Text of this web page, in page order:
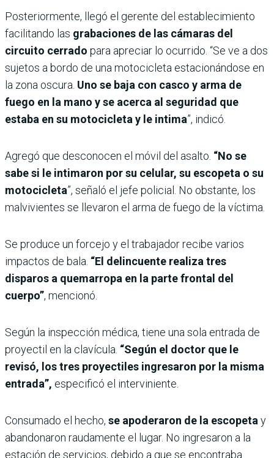
Posteriormente, llegó el gerente del establecimiento
facilitando las grabaciones de las cámaras del
circuito cerrado para apreciar lo ocurrido. “Se ve a dos
sujetos a bordo de una motocicleta estacionándose en
la zona oscura. Uno se baja con casco y arma de
fuego en la mano y se acerca al seguridad que
estaba en su motocicleta y le intima”, indicó.
Agregó que desconocen el móvil del asalto. “No se
sabe si le intimaron por su celular, su escopeta o su
motocicleta”, señaló el jefe policial. No obstante, los
malvivientes se llevaron el arma de fuego de la víctima.
Se produce un forcejo y el trabajador recibe varios
impactos de bala. “El delincuente realiza tres
disparos a quemarropa en la parte frontal del
cuerpo”, mencionó.
Según la inspección médica, tiene una sola entrada de
proyectil en la clavícula. “Según el doctor que le
revisó, los tres proyectiles ingresaron por la misma
entrada”, especificó el interviniente.
Consumado el hecho, se apoderaron de la escopeta y
abandonaron raudamente el lugar. No ingresaron a la
estación de servicios, debido a que se encontraba